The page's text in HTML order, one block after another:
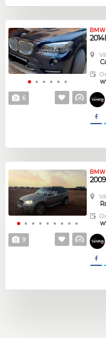
6
BMW
2014
9
BMW
2009